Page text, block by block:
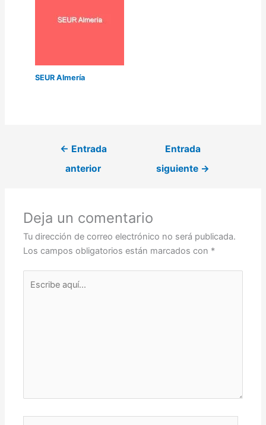
SEUR Almería
← Entrada
anterior
Entrada
siguiente →
Deja un comentario
Tu dirección de correo electrónico no será publicada.
Los campos obligatorios están marcados con *